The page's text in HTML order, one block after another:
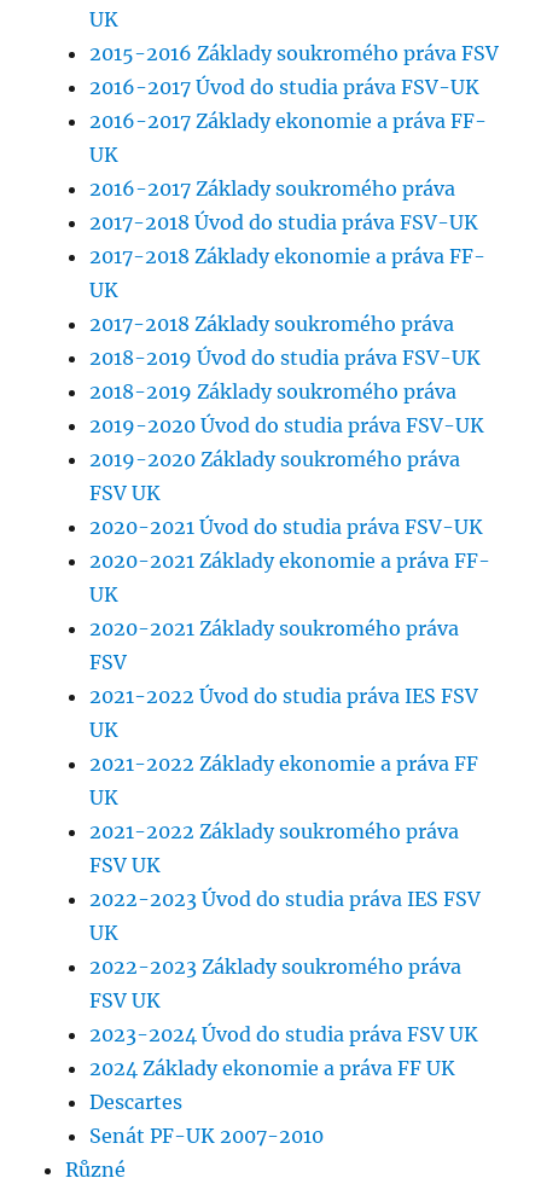
UK
2015-2016 Základy soukromého práva FSV
2016-2017 Úvod do studia práva FSV-UK
2016-2017 Základy ekonomie a práva FF-
UK
2016-2017 Základy soukromého práva
2017-2018 Úvod do studia práva FSV-UK
2017-2018 Základy ekonomie a práva FF-
UK
2017-2018 Základy soukromého práva
2018-2019 Úvod do studia práva FSV-UK
2018-2019 Základy soukromého práva
2019-2020 Úvod do studia práva FSV-UK
2019-2020 Základy soukromého práva
FSV UK
2020-2021 Úvod do studia práva FSV-UK
2020-2021 Základy ekonomie a práva FF-
UK
2020-2021 Základy soukromého práva
FSV
2021-2022 Úvod do studia práva IES FSV
UK
2021-2022 Základy ekonomie a práva FF
UK
2021-2022 Základy soukromého práva
FSV UK
2022-2023 Úvod do studia práva IES FSV
UK
2022-2023 Základy soukromého práva
FSV UK
2023-2024 Úvod do studia práva FSV UK
2024 Základy ekonomie a práva FF UK
Descartes
Senát PF-UK 2007-2010
Různé